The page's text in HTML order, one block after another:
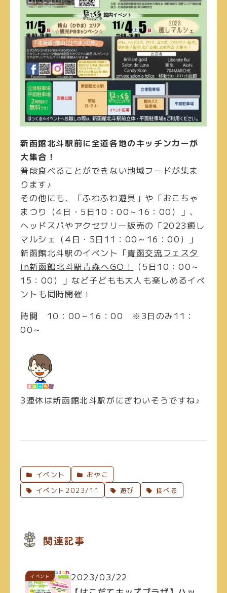
新函館北斗駅前に全道各地のキッチンカーが
大集合！
普段食べることができない地域フードが集ま
ります♪
その他にも、「ふわふわ遊具」や「おこちゃ
まつり（4日・5日10：00～16：00）」、
ヘッドスパやアクセサリー販売の「2023癒し
マルシェ（4日・5日11：00～16：00）」
新函館北斗駅のイベント「青函交流フェスタ
in新函館北斗駅青森へGO！
（5日10：00～
15：00）」など子どもも大人も楽しめるイベ
ントも同時開催！
時間 10：00～16：00 ※3日のみ11：
00～
3連休は新函館北斗駅がにぎわいそうですね♪
イベント
おやこ
イベント2023/11
遊び 食べる
関連記事
イベント
2023/03/22